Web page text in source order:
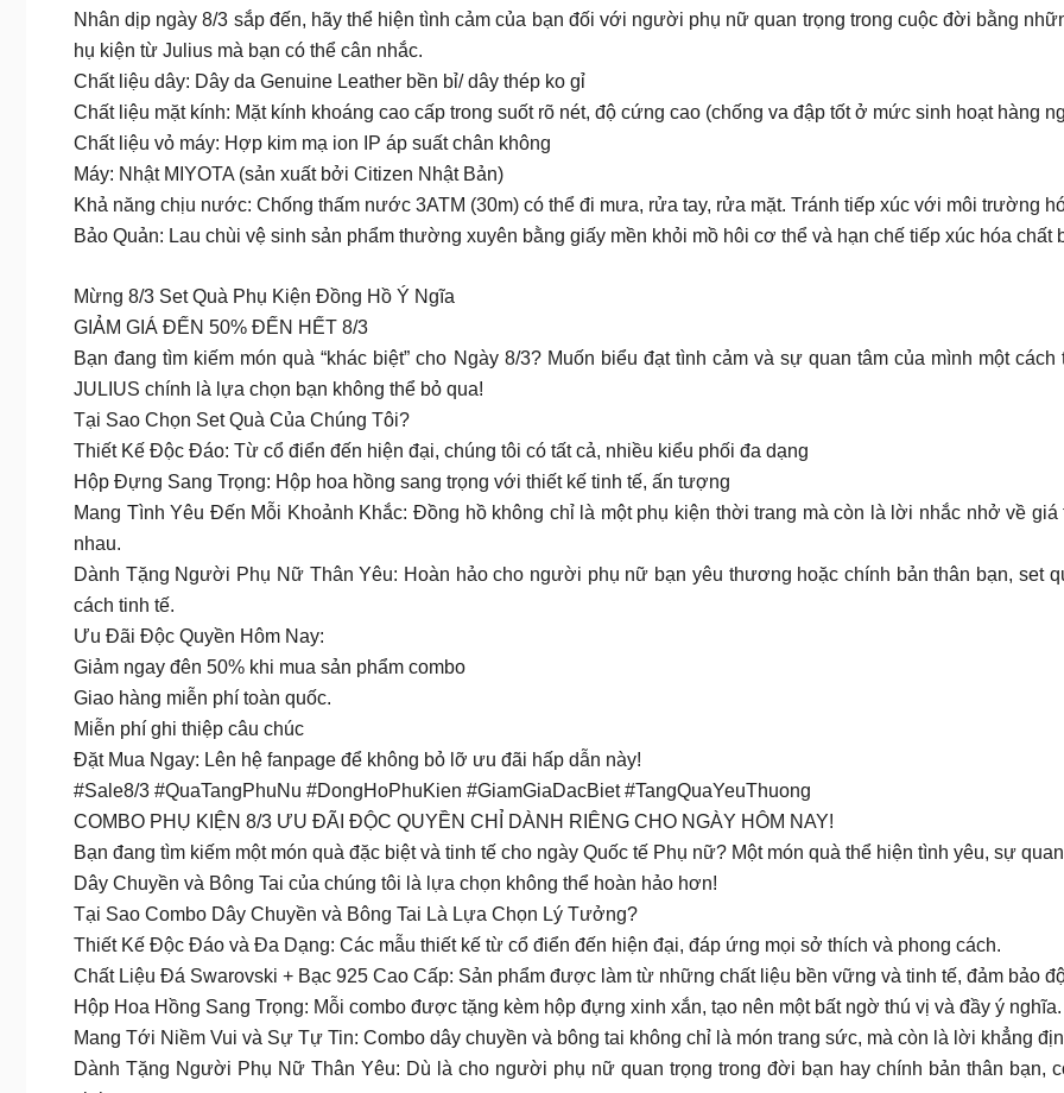
Nhân dịp ngày 8/3 sắp đến, hãy thể hiện tình cảm của bạn đối với người phụ nữ quan trọng trong cuộc đời bằng
hụ kiện từ Julius mà bạn có thể cân nhắc.
Chất liệu dây: Dây da Genuine Leather bền bỉ/ dây thép ko gỉ
Chất liệu mặt kính: Mặt kính khoáng cao cấp trong suốt rõ nét, độ cứng cao (chống va đập tốt ở mức sinh hoạt hàng
Chất liệu vỏ máy: Hợp kim mạ ion IP áp suất chân không
Máy: Nhật MIYOTA (sản xuất bởi Citizen Nhật Bản)
Khả năng chịu nước: Chống thấm nước 3ATM (30m) có thể đi mưa, rửa tay, rửa mặt. Tránh tiếp xúc với môi trường
Bảo Quản: Lau chùi vệ sinh sản phẩm thường xuyên bằng giấy mền khỏi mồ hôi cơ thể và hạn chế tiếp xúc hóa
Mừng 8/3 Set Quà Phụ Kiện Đồng Hồ Ý Ngĩa
GIẢM GIÁ ĐẾN 50% ĐẾN HẾT 8/3
Bạn đang tìm kiếm món quà “khác biệt” cho Ngày 8/3? Muốn biểu đạt tình cảm và sự quan tâm của mình một
JULIUS chính là lựa chọn bạn không thể bỏ qua!
Tại Sao Chọn Set Quà Của Chúng Tôi?
Thiết Kế Độc Đáo: Từ cổ điển đến hiện đại, chúng tôi có tất cả, nhiều kiểu phối đa dạng
Hộp Đựng Sang Trọng: Hộp hoa hồng sang trọng với thiết kế tinh tế, ấn tượng
Mang Tình Yêu Đến Mỗi Khoảnh Khắc: Đồng hồ không chỉ là một phụ kiện thời trang mà còn là lời nhắc nhở về
nhau.
Dành Tặng Người Phụ Nữ Thân Yêu: Hoàn hảo cho người phụ nữ bạn yêu thương hoặc chính bản thân bạn, set
cách tinh tế.
Ưu Đãi Độc Quyền Hôm Nay:
Giảm ngay đên 50% khi mua sản phẩm combo
Giao hàng miễn phí toàn quốc.
Miễn phí ghi thiệp câu chúc
Đặt Mua Ngay: Lên hệ fanpage để không bỏ lỡ ưu đãi hấp dẫn này!
#Sale8/3 #QuaTangPhuNu #DongHoPhuKien #GiamGiaDacBiet #TangQuaYeuThuong
COMBO PHỤ KIỆN 8/3 ƯU ĐÃI ĐỘC QUYỀN CHỈ DÀNH RIÊNG CHO NGÀY HÔM NAY!
Bạn đang tìm kiếm một món quà đặc biệt và tinh tế cho ngày Quốc tế Phụ nữ? Một món quà thể hiện tình yêu, sự
Dây Chuyền và Bông Tai của chúng tôi là lựa chọn không thể hoàn hảo hơn!
Tại Sao Combo Dây Chuyền và Bông Tai Là Lựa Chọn Lý Tưởng?
Thiết Kế Độc Đáo và Đa Dạng: Các mẫu thiết kế từ cổ điển đến hiện đại, đáp ứng mọi sở thích và phong cách.
Chất Liệu Đá Swarovski + Bạc 925 Cao Cấp: Sản phẩm được làm từ những chất liệu bền vững và tinh tế, đảm bảo
Hộp Hoa Hồng Sang Trọng: Mỗi combo được tặng kèm hộp đựng xinh xắn, tạo nên một bất ngờ thú vị và đầy ý nghĩa.
Mang Tới Niềm Vui và Sự Tự Tin: Combo dây chuyền và bông tai không chỉ là món trang sức, mà còn là lời khẳng
Dành Tặng Người Phụ Nữ Thân Yêu: Dù là cho người phụ nữ quan trọng trong đời bạn hay chính bản thân bạn,